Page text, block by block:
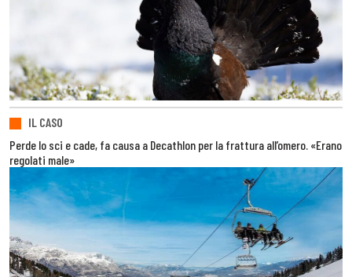
IL CASO
Perde lo sci e cade, fa causa a Decathlon per la frattura all’omero. «Erano
regolati male»